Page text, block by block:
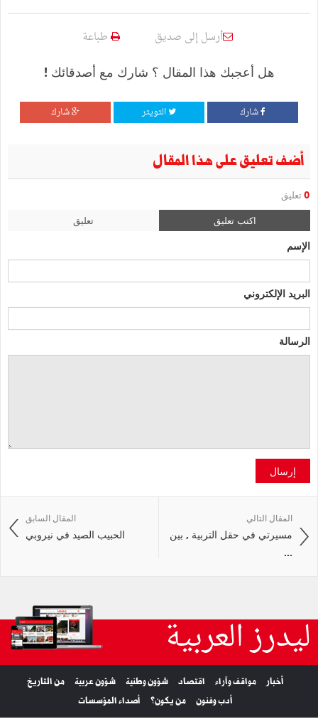
أرسل إلى صديق طباعة
هل أعجبك هذا المقال ؟ شارك مع أصدقائك !
شارك التويتر شارك
أضف تعليق على هذا المقال
0 تعليق
اكتب تعليق تعليق
الإسم
البريد الإلكتروني
الرسالة
إرسال
المقال السابق
الحبيب الصيد في نيروبي
المقال التالي
مسيرتي في حقل التربية , بين
...
ليدرز العربية
أخبار مواقف وآراء اقتصاد شؤون وطنية شؤون عربية
من التاريخ
أدب وفنون
من يكون؟ أصداء المؤسسات